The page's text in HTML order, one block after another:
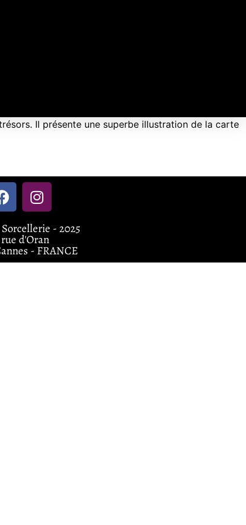
Il présente une superbe illustration de la carte
- 2025
rue d'Oran
- FRANCE